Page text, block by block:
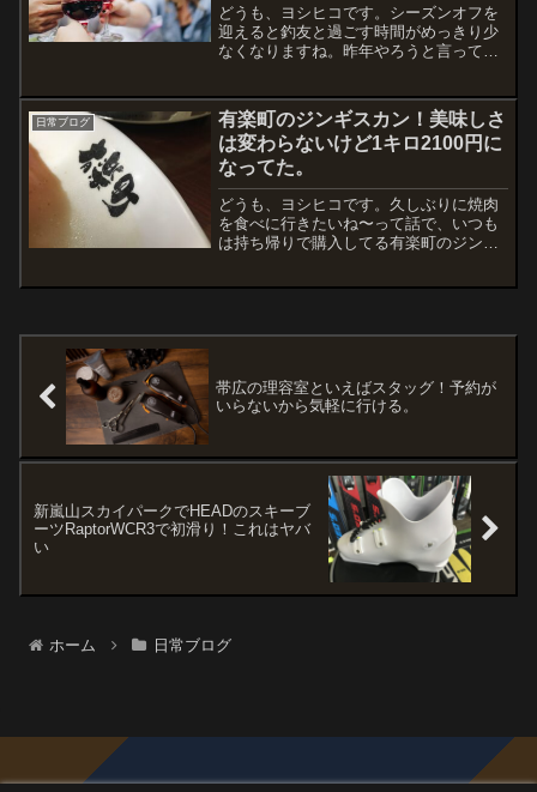
どうも、ヨシヒコです。シーズンオフを
迎えると釣友と過ごす時間がめっきり少
なくなりますね。昨年やろうと言ってた
今年は口だけじゃなくて開催しないと！
ってことで今夜です。急遽...
日常ブログ
有楽町のジンギスカン！美味しさ
は変わらないけど1キロ2100円に
なってた。
どうも、ヨシヒコです。久しぶりに焼肉
を食べに行きたいね〜って話で、いつも
は持ち帰りで購入してる有楽町のジンギ
帯広の理容室といえばスタッグ！予約が
いらないから気軽に行ける。
新嵐山スカイパークでHEADのスキーブ
ーツRaptorWCR3で初滑り！これはヤバ
い
ホーム 日常ブログ